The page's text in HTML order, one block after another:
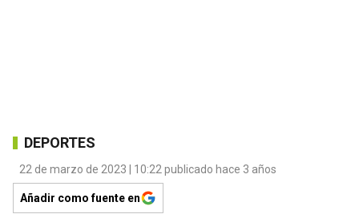
DEPORTES
22 de marzo de 2023 | 10:22 publicado hace 3 años
Añadir como fuente en